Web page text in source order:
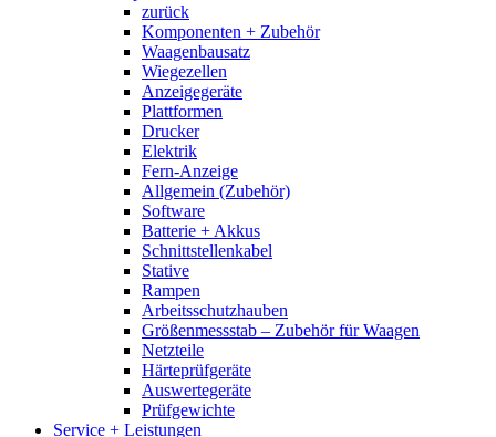
zurück
Komponenten + Zubehör
Waagenbausatz
Wiegezellen
Anzeigegeräte
Plattformen
Drucker
Elektrik
Fern-Anzeige
Allgemein (Zubehör)
Software
Batterie + Akkus
Schnittstellenkabel
Stative
Rampen
Arbeitsschutzhauben
Größenmessstab – Zubehör für Waagen
Netzteile
Härteprüfgeräte
Auswertegeräte
Prüfgewichte
Service + Leistungen